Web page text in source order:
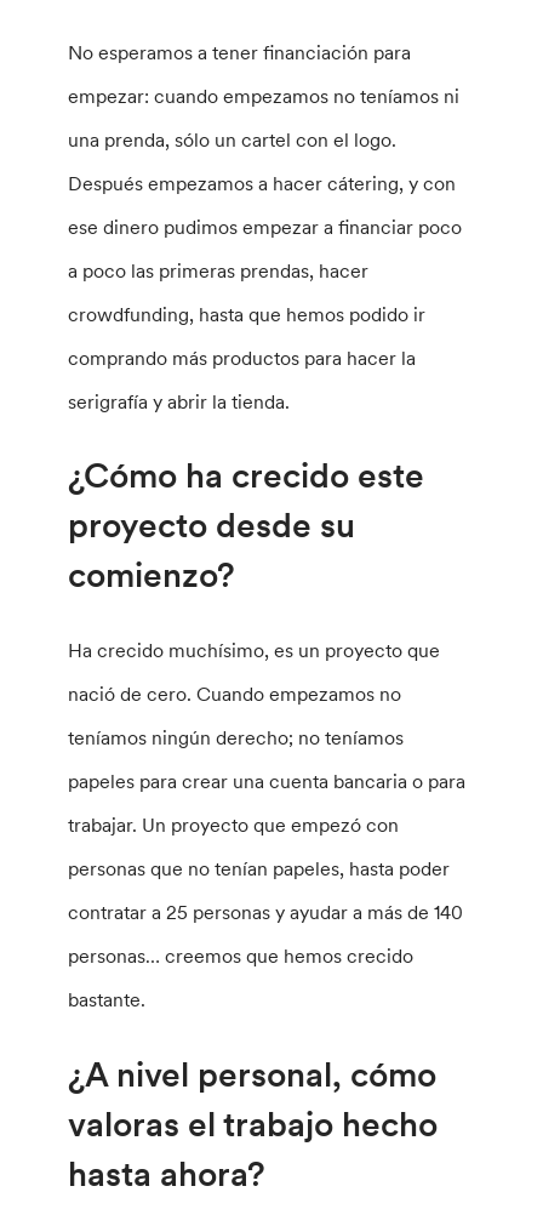
No esperamos a tener financiación para
empezar: cuando empezamos no teníamos ni
una prenda, sólo un cartel con el logo.
Después empezamos a hacer cátering, y con
ese dinero pudimos empezar a financiar poco
a poco las primeras prendas, hacer
crowdfunding, hasta que hemos podido ir
comprando más productos para hacer la
serigrafía y abrir la tienda.
¿Cómo ha crecido este
proyecto desde su
comienzo?
Ha crecido muchísimo, es un proyecto que
nació de cero. Cuando empezamos no
teníamos ningún derecho; no teníamos
papeles para crear una cuenta bancaria o para
trabajar. Un proyecto que empezó con
personas que no tenían papeles, hasta poder
contratar a 25 personas y ayudar a más de 140
personas… creemos que hemos crecido
bastante.
¿A nivel personal, cómo
valoras el trabajo hecho
hasta ahora?